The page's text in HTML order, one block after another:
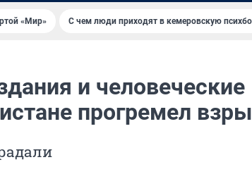
«Мир» С чем люди приходят в кемеровскую
и человеческие
прогремел